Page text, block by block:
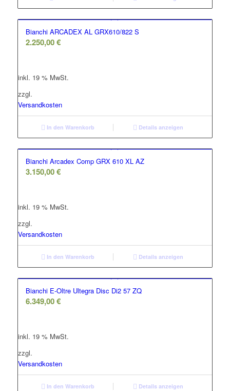
Bianchi ARCADEX AL GRX610/822 S
2.250,00€
inkl. 19 % MwSt.
zzgl.
Versandkosten
In den Warenkorb Details anzeigen
Bianchi Arcadex Comp GRX 610 XL AZ
3.150,00€
inkl. 19 % MwSt.
zzgl.
Versandkosten
In den Warenkorb Details anzeigen
Bianchi E-Oltre Ultegra Disc Di2 57 ZQ
6.349,00€
inkl. 19 % MwSt.
zzgl.
Versandkosten
In den Warenkorb Details anzeigen